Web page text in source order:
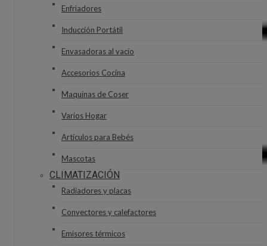
Enfriadores
Inducción Portátil
Envasadoras al vacío
Accesorios Cocina
Maquinas de Coser
Varios Hogar
Artículos para Bebés
Mascotas
CLIMATIZACIÓN
Radiadores y placas
Convectores y calefactores
Emisores térmicos